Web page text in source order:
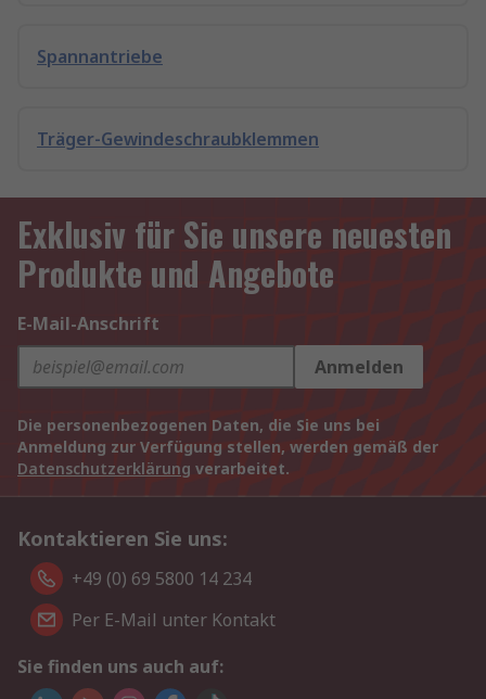
Spannantriebe
Träger-Gewindeschraubklemmen
Exklusiv für Sie unsere neuesten
Produkte und Angebote
E-Mail-Anschrift
Anmelden
Die personenbezogenen Daten, die Sie uns bei
Anmeldung zur Verfügung stellen, werden gemäß der
Datenschutzerklärung verarbeitet.
Kontaktieren Sie uns:
+49 (0) 69 5800 14 234
Per E-Mail unter Kontakt
Sie finden uns auch auf: